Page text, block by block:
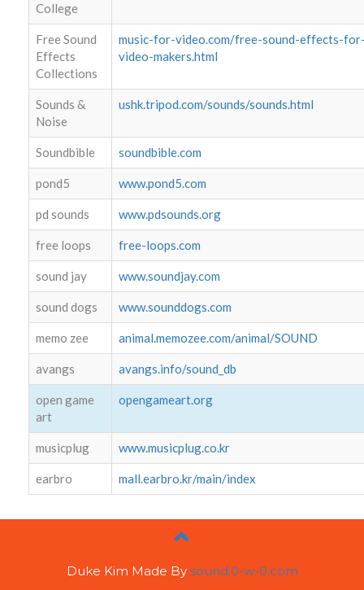
College
Free Sound
Effects
Collections
music-for-video.com/free-sound-effects-
video-makers.html
Sounds &
Noise
ushk.tripod.com/sounds/sounds.html
Soundbible soundbible.com
pond5 www.pond5.com
pd sounds www.pdsounds.org
free loops free-loops.com
sound jay www.soundjay.com
sound dogs www.sounddogs.com
memo zee animal.memozee.com/animal/SOUND
avangs avangs.info/sound_db
open game
art
opengameart.org
musicplug www.musicplug.co.kr
earbro mall.earbro.kr/main/index
Duke Kim Made By sound.0-w-0.com